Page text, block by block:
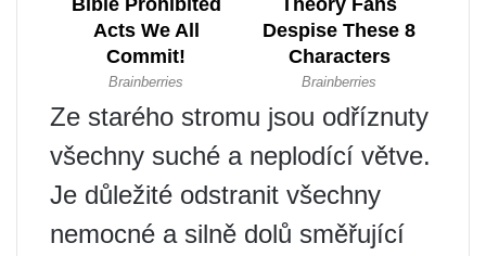
Ze starého stromu jsou odříznuty
všechny suché a neplodící větve.
Je důležité odstranit všechny
nemocné a silně dolů směřující